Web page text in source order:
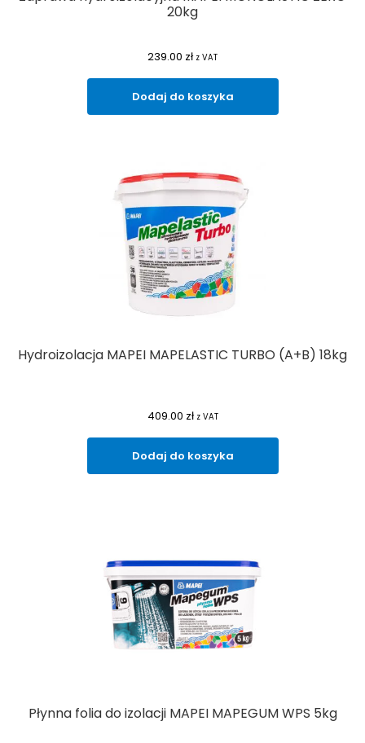
20kg
239.00 zł z VAT
Dodaj do koszyka
Hydroizolacja MAPEI MAPELASTIC TURBO (A+B) 18kg
409.00 zł z VAT
Dodaj do koszyka
Płynna folia do izolacji MAPEI MAPEGUM WPS 5kg